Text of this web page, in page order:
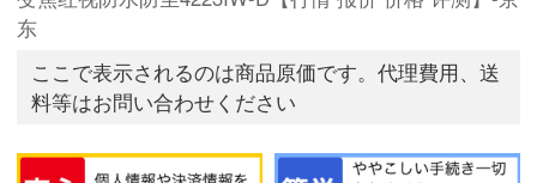
东
ここで表示されるのは商品原価です。代理費用、送
料等はお問い合わせください